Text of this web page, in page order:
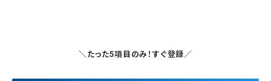
＼たった5項目のみ！すぐ登録／